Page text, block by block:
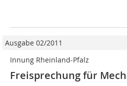
Ausgabe 02/2011
Innung Rheinland-Pfalz
Freisprechung für